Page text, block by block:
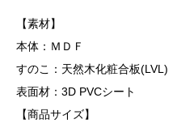
【素材】
本体：ＭＤＦ
すのこ：天然木化粧合板(LVL)
表面材：3D PVCシート
【商品サイズ】